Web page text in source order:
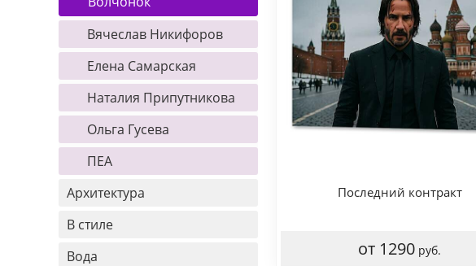
Вячеслав Никифоров
Елена Самарская
Наталия Припутникова
Ольга Гусева
ПЕА
Архитектура
В стиле
Вода
Последний контракт
от 1290 руб.